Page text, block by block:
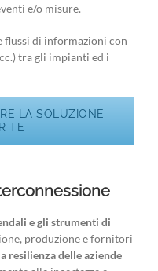
e/o misure.
flussi di informazioni con
tra gli impianti ed i
LA SOLUZIONE
TE
e gli strumenti di
produzione e fornitori
resilienza delle aziende